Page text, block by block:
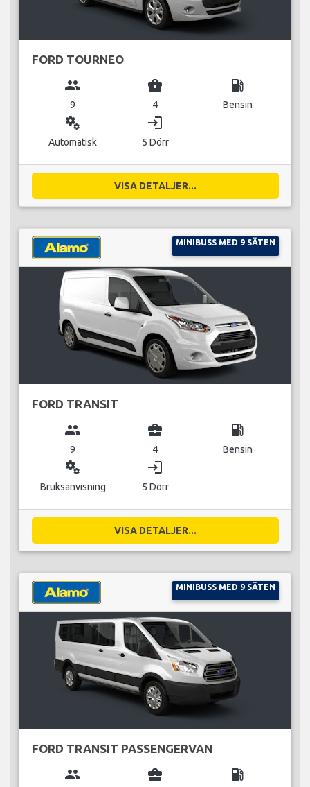
FORD TOURNEO
group
9
business_center
4
local_gas_station
Bensin
miscellaneous_services
Automatisk
login
5 Dörr
VISA DETALJER...
MINIBUSS MED 9 SÄTEN
FORD TRANSIT
group
9
business_center
4
local_gas_station
Bensin
miscellaneous_services
Bruksanvisning
login
5 Dörr
VISA DETALJER...
MINIBUSS MED 9 SÄTEN
FORD TRANSIT PASSENGERVAN
group business_center local_gas_station